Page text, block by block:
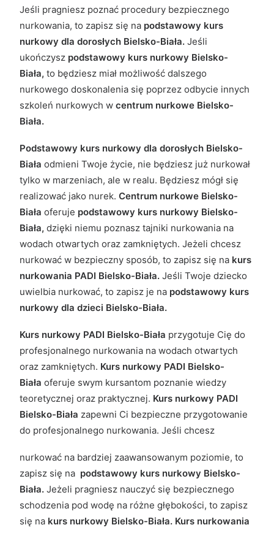
Jeśli pragniesz poznać procedury bezpiecznego
nurkowania, to zapisz się na podstawowy kurs
nurkowy dla dorosłych Bielsko-Biała. Jeśli
ukończysz podstawowy kurs nurkowy Bielsko-
Biała, to będziesz miał możliwość dalszego
nurkowego doskonalenia się poprzez odbycie innych
szkoleń nurkowych w centrum nurkowe Bielsko-
Biała.
Podstawowy kurs nurkowy dla dorosłych Bielsko-
Biała odmieni Twoje życie, nie będziesz już nurkował
tylko w marzeniach, ale w realu. Będziesz mógł się
realizować jako nurek. Centrum nurkowe Bielsko-
Biała oferuje podstawowy kurs nurkowy Bielsko-
Biała, dzięki niemu poznasz tajniki nurkowania na
wodach otwartych oraz zamkniętych. Jeżeli chcesz
nurkować w bezpieczny sposób, to zapisz się na kurs
nurkowania PADI Bielsko-Biała. Jeśli Twoje dziecko
uwielbia nurkować, to zapisz je na podstawowy kurs
nurkowy dla dzieci Bielsko-Biała.
Kurs nurkowy PADI Bielsko-Biała przygotuje Cię do
profesjonalnego nurkowania na wodach otwartych
oraz zamkniętych. Kurs nurkowy PADI Bielsko-
Biała oferuje swym kursantom poznanie wiedzy
teoretycznej oraz praktycznej. Kurs nurkowy PADI
Bielsko-Biała zapewni Ci bezpieczne przygotowanie
do profesjonalnego nurkowania. Jeśli chcesz
nurkować na bardziej zaawansowanym poziomie, to
zapisz się na podstawowy kurs nurkowy Bielsko-
Biała. Jeżeli pragniesz nauczyć się bezpiecznego
schodzenia pod wodę na różne głębokości, to zapisz
się na kurs nurkowy Bielsko-Biała. Kurs nurkowania